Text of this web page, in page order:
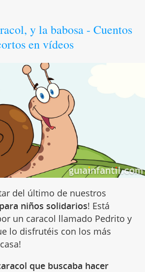
y la babosa - Cuentos
en vídeos
del último de nuestros
niños solidarios! Está
un caracol llamado Pedrito y
lo disfrutéis con los más
que buscaba hacer